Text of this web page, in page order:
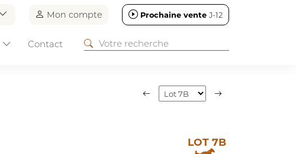
Mon compte Prochaine vente J-12
Contact
LOT 7B